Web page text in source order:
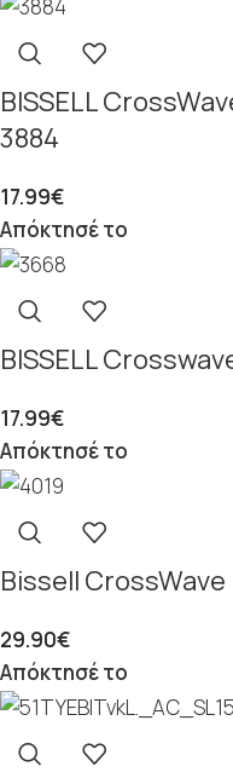
BISSELL
3884
17.99€
Απόκτησέ το
BISSELL
17.99€
Απόκτησέ το
Bissell
29.90€
Απόκτησέ το